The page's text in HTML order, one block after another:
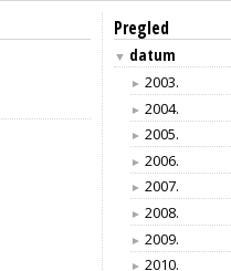
Pregled
▼ datum
► 2003.
► 2004.
► 2005.
► 2006.
► 2007.
► 2008.
► 2009.
► 2010.